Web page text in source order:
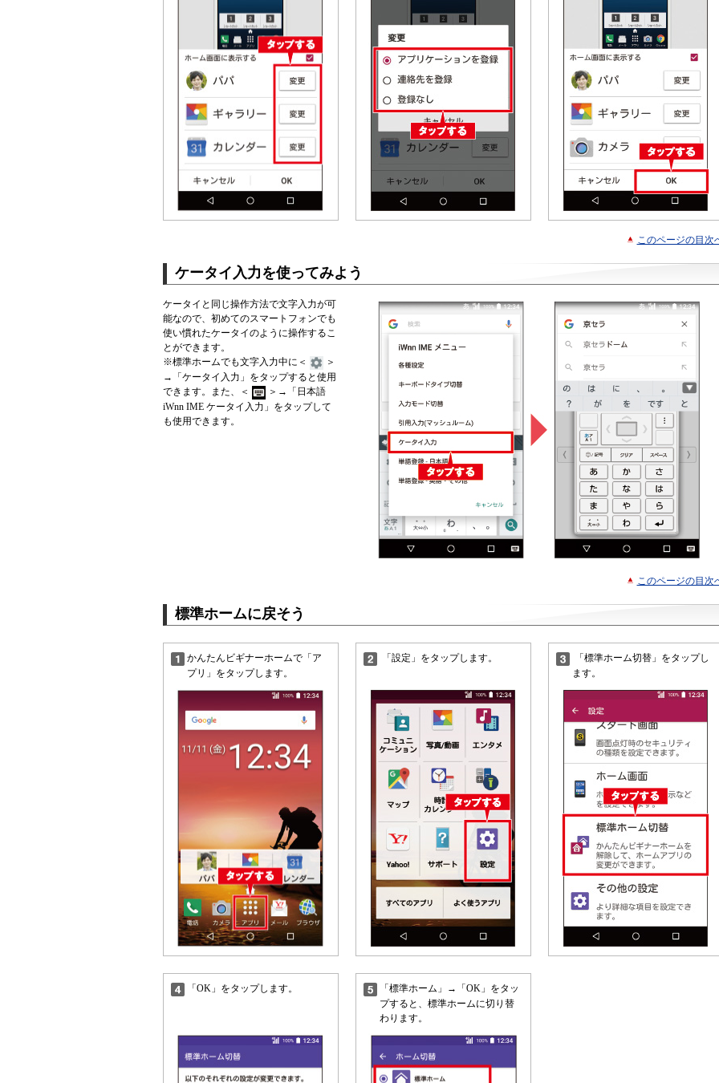
このページの目次
ケータイ入力を使ってみよう
ケータイと同じ操作方法で文字入力が可
能なので、初めてのスマートフォンでも
使い慣れたケータイのように操作するこ
とができます。
※標準ホームでも文字入力中に＜
＞
→「ケータイ入力」をタップすると使用
できます。また、＜
＞→「日本語
iWnn IME ケータイ入力」をタップして
も使用できます。
このページの目次
標準ホームに戻そう
かんたんビギナーホームで「ア
プリ」をタップします。
「設定」をタップします。
「標準ホーム切替」をタップし
ます。
「OK」をタップします。
「標準ホーム」→「OK」をタッ
プすると、標準ホームに切り替
わります。